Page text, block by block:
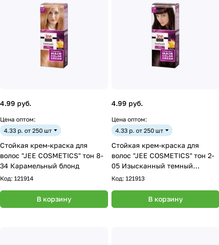
4.99 руб.
Цена оптом:
4.33 р. от 250 шт
Стойкая крем-краска для
волос "JEE COSMETICS" тон 8-
34 Карамельный блонд
Код: 121914
В корзину
4.99 руб.
Цена оптом:
4.33 р. от 250 шт
Стойкая крем-краска для
волос "JEE COSMETICS" тон 2-
05 Изысканный темный
каштан
Код: 121913
В корзину